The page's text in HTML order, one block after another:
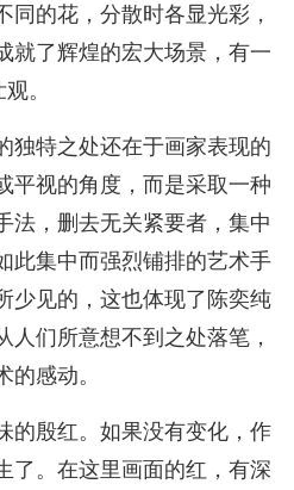
同的花，分散时各显光彩，
就了辉煌的宏大场景，有一
。
独特之处还在于画家表现的
平视的角度，而是采取一种
法，删去无关紧要者，集中
此集中而强烈铺排的艺术手
少见的，这也体现了陈奕纯
人们所意想不到之处落笔，
感动。
的殷红。如果没有变化，作
了。在这里画面的红，有深